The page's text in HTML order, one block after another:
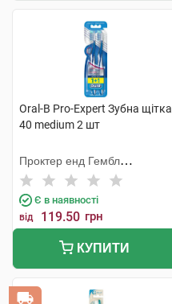
Oral-B Pro-Expert Зубна щітка
40 medium 2 шт
Проктер енд Гембл
Меньюфекчурінг
Є в наявності
від 119.50 грн
КУПИТИ